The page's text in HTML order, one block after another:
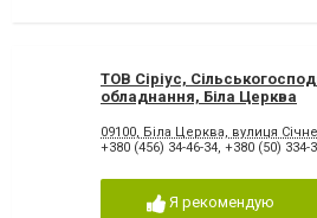
ТОВ Сіріус,
обладнання, Біла Церква
09100, Біла Церква, вулиця
+380 (456) 34-46-34, +380 (50) 334-
Я рекомендую